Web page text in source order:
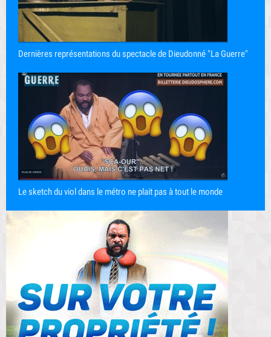
Dernières représentations du spectacle de Dieudonné "La Guerre"
Le sketch du viol dans le métro ne plait pas à tout le monde